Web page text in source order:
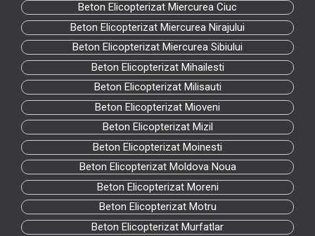
Beton Elicopterizat Miercurea Ciuc
Beton Elicopterizat Miercurea Nirajului
Beton Elicopterizat Miercurea Sibiului
Beton Elicopterizat Mihailesti
Beton Elicopterizat Milisauti
Beton Elicopterizat Mioveni
Beton Elicopterizat Mizil
Beton Elicopterizat Moinesti
Beton Elicopterizat Moldova Noua
Beton Elicopterizat Moreni
Beton Elicopterizat Motru
Beton Elicopterizat Murfatlar